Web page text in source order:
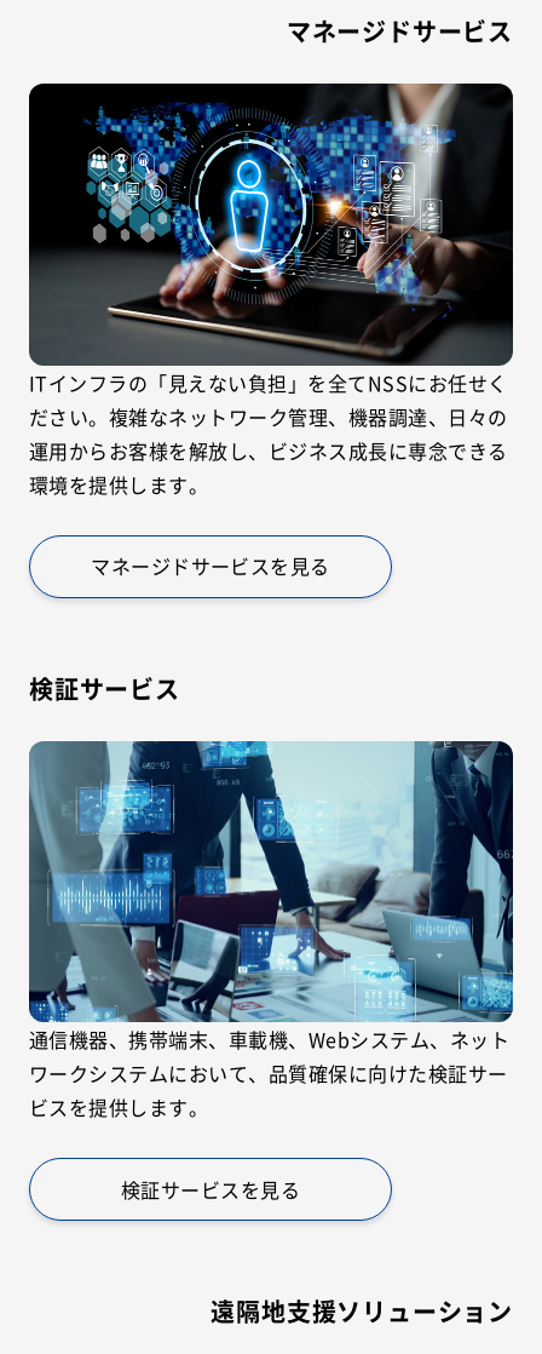
マネージドサービス
ITインフラの「見えない負担」を全てNSSにお任せく
ださい。複雑なネットワーク管理、機器調達、日々の
運用からお客様を解放し、ビジネス成長に専念できる
環境を提供します。
マネージドサービスを見る
検証サービス
通信機器、携帯端末、車載機、Webシステム、ネット
ワークシステムにおいて、品質確保に向けた検証サー
ビスを提供します。
検証サービスを見る
遠隔地支援ソリューション